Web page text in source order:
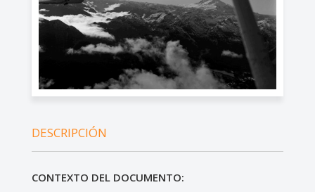
DESCRIPCIÓN
CONTEXTO DEL DOCUMENTO: